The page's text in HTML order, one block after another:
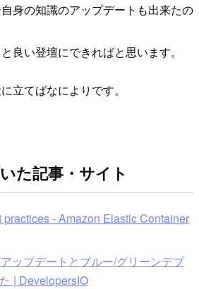
身の知識のアップデートも出来たの
良い登壇にできればと思います。
立てばなによりです。
た記事・サイト
- Amazon Elastic Container
ップデートとブルー/グリーンデプ
| DevelopersIO